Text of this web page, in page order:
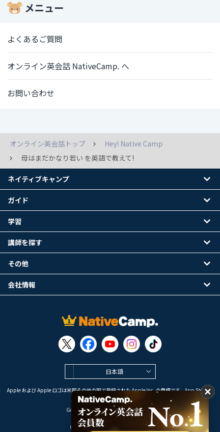
メニュー
よくあるご質問
オンライン英会話 NativeCamp. へ
お問い合わせ
オンライン英会話トップ
Hey! Native Camp
母はまだかなり若い を英語で教えて!
日本語
Apple および Apple ロゴは米国その他の国で登録された Apple Inc. の商標です。App Store は
Apple Inc. のサービスマークです。
Google Play は Google LLC の商標です。
Copyright © 2026 オンライン英会話
ネイティブキャンプ
ガイド
学習
講師を探す
その他
会社情報